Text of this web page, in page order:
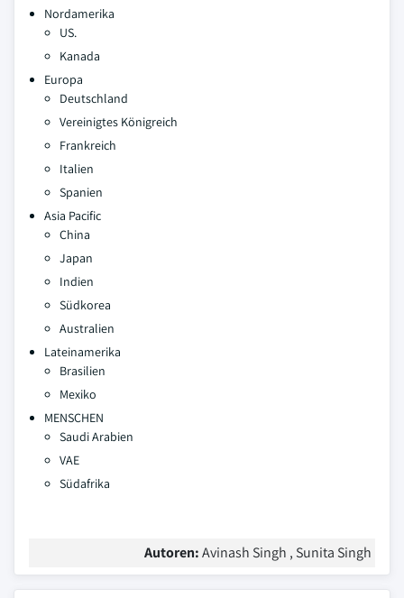
Nordamerika
US.
Kanada
Europa
Deutschland
Vereinigtes Königreich
Frankreich
Italien
Spanien
Asia Pacific
China
Japan
Indien
Südkorea
Australien
Lateinamerika
Brasilien
Mexiko
MENSCHEN
Saudi Arabien
VAE
Südafrika
Autoren:Avinash Singh , Sunita Singh